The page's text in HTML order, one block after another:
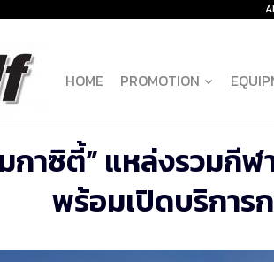
HOME PROMOTION
กาซิตี้” แหล่งรวมกีฬ
พร้อมเปิดบริการ